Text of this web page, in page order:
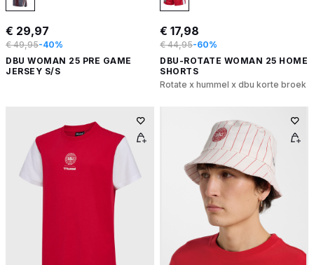
€ 29,97
€ 49,95-40%
DBU WOMAN 25 PRE GAME
JERSEY S/S
€ 17,98
€ 44,95-60%
DBU-ROTATE WOMAN 25 HOME
SHORTS
Rotate x hummel x dbu korte broek